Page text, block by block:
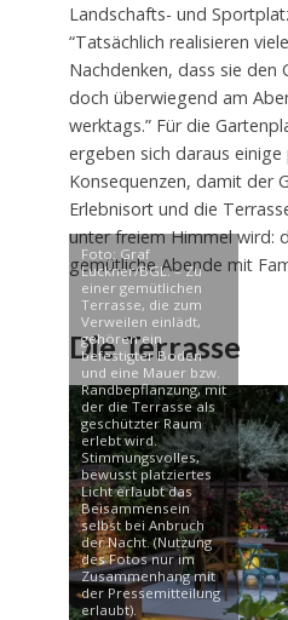
Landschafts- und
“Tatsächlich realisieren
Nachdenken, dass sie den
doch überwiegend am
werktags.” Für die
ergeben sich daraus einige
Konsequenzen, damit der
Erlebnisort und die
unter freiem Himmel wird:
gemütliche Abende mit
Die Terrasse
Foto: Graf
Luckner/BGL. – Zu
einer gemütlichen
Terrasse, die zum
Verweilen einlädt,
gehören ein
befestigter Boden
und eine Mauer bzw.
Randbepflanzung, mit
der die Terrasse als
geschützter Raum
erlebt wird.
Stimmungsvolles,
bewusst platziertes
Licht erlaubt das
Beisammensein
selbst bei Anbruch
der Nacht. (Nutzung
des Fotos nur im
Zusammenhang mit
der Pressemitteilung
erlaubt).